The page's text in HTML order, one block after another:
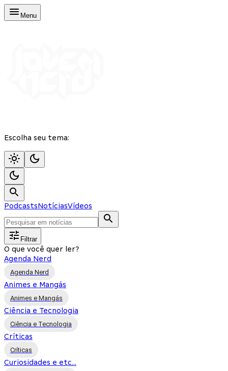
Menu
Escolha seu tema:
PodcastsNotíciasVídeos
Filtrar
O que você quer ler?
Agenda Nerd
Agenda Nerd
Animes e Mangás
Animes e Mangás
Ciência e Tecnologia
Ciência e Tecnologia
Críticas
Críticas
Curiosidades e etc...